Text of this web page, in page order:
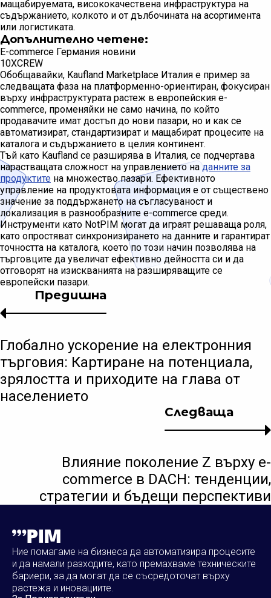
мащабируемата, висококачествена инфраструктура на
съдържанието, колкото и от дълбочината на асортимента
или логистиката.
Допълнително четене:
E-commerce Германия новини
10XCREW
Обобщавайки, Kaufland Marketplace Италия е пример за
следващата фаза на платформенно-ориентиран, фокусиран
върху инфраструктурата растеж в европейския e-
commerce, променяйки не само начина, по който
продавачите имат достъп до нови пазари, но и как се
автоматизират, стандартизират и мащабират процесите на
каталога и съдържанието в целия континент.
Тъй като Kaufland се разширява в Италия, се подчертава
нарастващата сложност на управлението на данните за
продуктите на множество пазари. Ефективното
управление на продуктовата информация е от съществено
значение за поддържането на съгласуваност и
локализация в разнообразните e-commerce среди.
Инструменти като NotPIM могат да играят решаваща роля,
като опростяват синхронизирането на данните и гарантират
точността на каталога, което по този начин позволява на
търговците да увеличат ефективно дейността си и да
отговорят на изискванията на разширяващите се
европейски пазари.
Следваща
Влияние поколение Z върху e-
commerce в DACH: тенденции,
стратегии и бъдещи перспективи
Предишна
Глобално ускорение на електронния
търговия: Картиране на потенциала,
зрялостта и приходите на глава от
населението
Ние помагаме на бизнеса да автоматизира процесите
и да намали разходите, като премахваме техническите
бариери, за да могат да се съсредоточат върху
растежа и иновациите.